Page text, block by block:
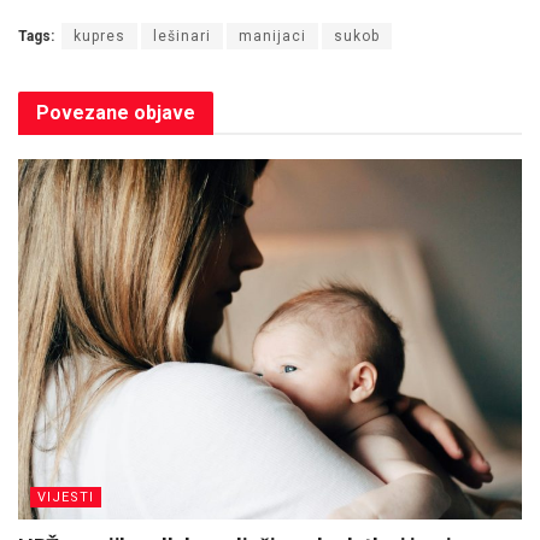
Tags: kupres lešinari manijaci sukob
Povezane objave
VIJESTI